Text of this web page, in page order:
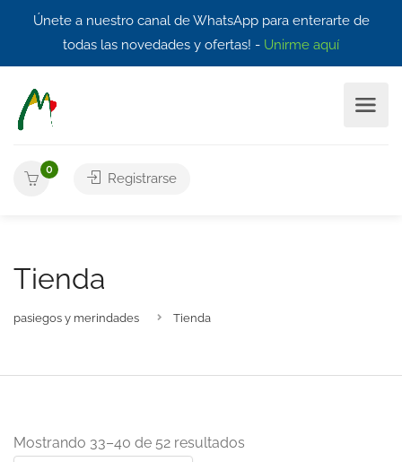
Únete a nuestro canal de WhatsApp para enterarte de
todas las novedades y ofertas! - Unirme aquí
0
Registrarse
Tienda
pasiegos y merindades Tienda
Mostrando 33–40 de 52 resultados